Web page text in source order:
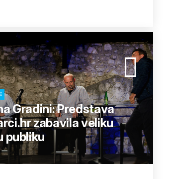
Gradini: Predstava
zabavila veliku
publiku